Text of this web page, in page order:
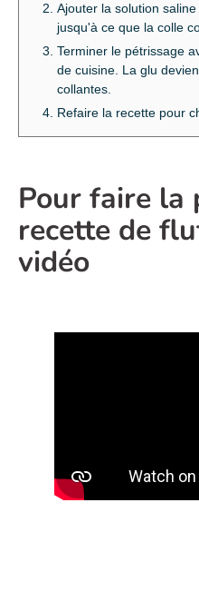
Ajouter la solution
jusqu'à ce que la colle
Terminer le pétrissage
de cuisine. La glu
collantes.
Refaire la recette pour
Pour faire la
recette de
vidéo